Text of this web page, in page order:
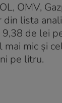
OMV,
lista
de lei
mic și
pe litru.